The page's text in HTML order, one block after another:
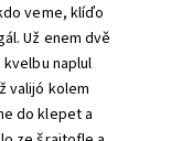
veme, klíďo
Už enem dvě
naplul
valijó kolem
do klepeta